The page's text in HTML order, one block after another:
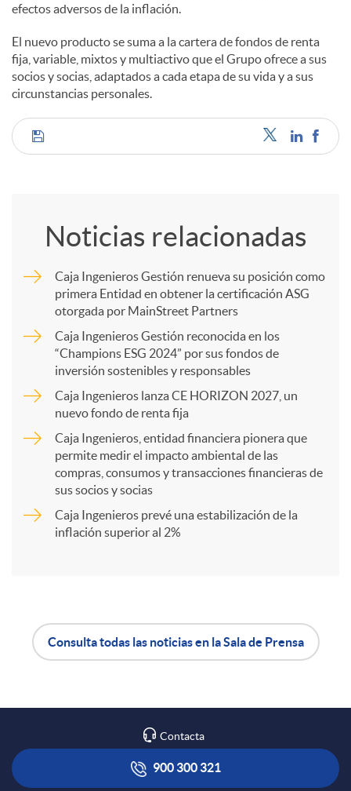
efectos adversos de la inflación.
El nuevo producto se suma a la cartera de fondos de renta
fija, variable, mixtos y multiactivo que el Grupo ofrece a sus
socios y socias, adaptados a cada etapa de su vida y a sus
circunstancias personales.
C
r
R
e
Noticias relacionadas
Caja Ingenieros Gestión renueva su posición como
primera Entidad en obtener la certificación ASG
otorgada por MainStreet Partners
Caja Ingenieros Gestión reconocida en los
“Champions ESG 2024” por sus fondos de
inversión sostenibles y responsables
Caja Ingenieros lanza CE HORIZON 2027, un
nuevo fondo de renta fija
Caja Ingenieros, entidad financiera pionera que
permite medir el impacto ambiental de las
compras, consumos y transacciones financieras de
sus socios y socias
Caja Ingenieros prevé una estabilización de la
inflación superior al 2%
A
p
l
o
t
Consulta todas las noticias en la Sala de Prensa
Contacta
900 300 321